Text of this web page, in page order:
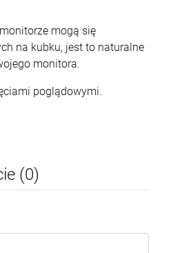
mogą się
na kubku, jest to naturalne
monitora.
poglądowymi.
(0)